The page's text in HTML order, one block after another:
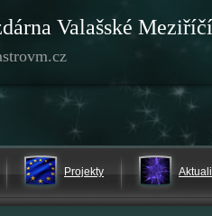
Valašské Meziříčí
Projekty